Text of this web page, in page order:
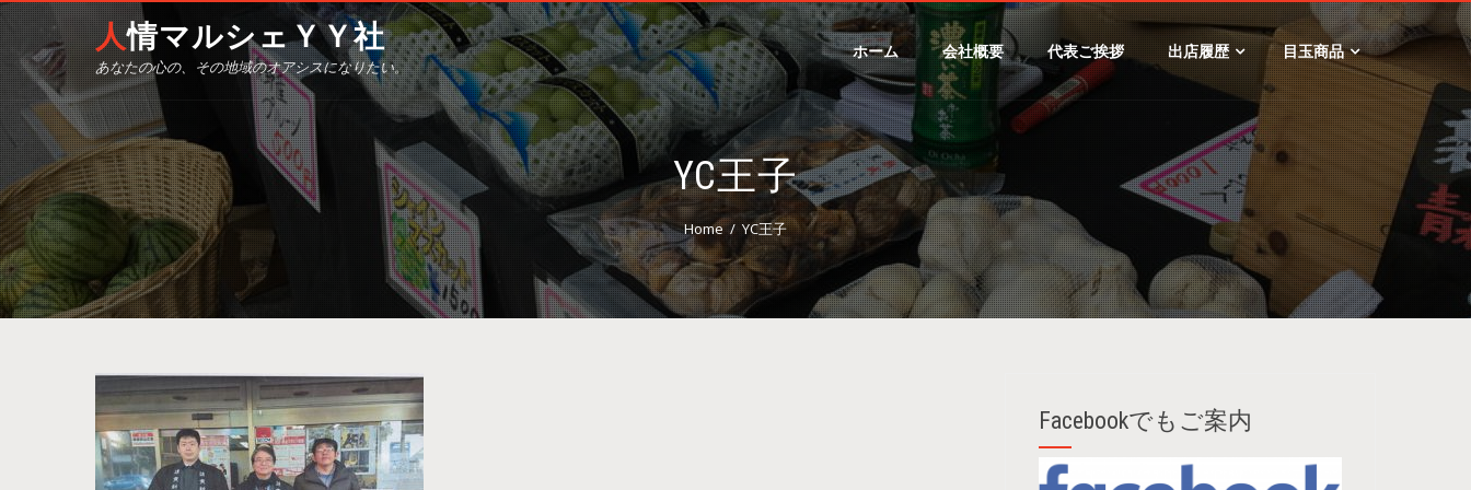
人情マルシェＹＹ社
あなたの心の、その地域のオアシスになりたい。
ホーム 会社概要 代表ご挨拶 出店履歴 目玉商品
YC王子
Home YC王子
Facebookでもご案内